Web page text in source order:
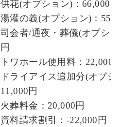
供花(オプション)：66,000円
湯灌の義(オプション)：
司会者/通夜・葬儀(オプシ
円
トワホール使用料：22,000
ドライアイス追加分(オプシ
11,000円
火葬料金：20,000円
資料請求割引：-22,000円